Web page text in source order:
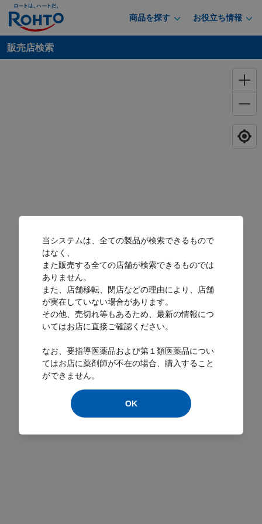
商品を探す お役立ち情報
販売店検索
Loading...
当システムは、全ての製品が検索できるもので
はなく、
また販売する全ての店舗が検索できるものでは
ありません。
また、店舗移転、閉店などの理由により、店舗
が実在していない場合があります。
その他、売切れ等もあるため、最新の情報につ
いてはお店に直接ご確認ください。
なお、要指導医薬品および第１類医薬品につい
てはお店に薬剤師が不在の場合、購入すること
ができません。
OK